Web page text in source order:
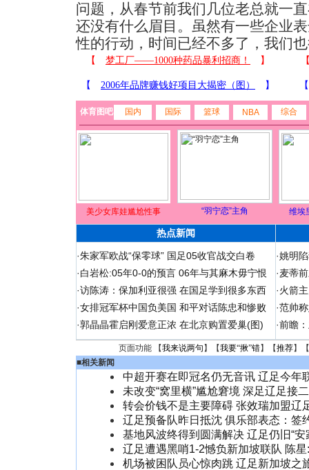
问题，从春节前我们几位老总就一
还没有什么眉目。虽然有一些企业
性的行动，时间已经不多了，我们
体育图吧 国内 国际 篮球 NBA 综合
美少女库娃尴尬性事 “羽宁恋”主角 维埃
热点新闻
·朱家军欧战“保零球” 国足05收官战交白卷
·白岩松:05年0-0的预言 06年与其麻木毋宁恨
·访陈涛：保加利亚很强 在国足学到很多东西
·女排冠军杯中国负美国 和平对话陈忠和惨败
·郭晶晶霍启刚爱意正浓 在北京购置爱巢(图)
·姚明
·麦蒂
·火箭
·范帅
·前瞻
页面功能 【我来说两句 】【我要“揪”错】【推荐】
■相关新闻
中超开赛在即冠名仍无音讯 辽足今年
未改变“窝里横”尴尬窘境 深足辽足接
转会价钱不是主要障碍 张效瑞加盟辽
辽足预备队昨日抵沈 俱乐部表态：签
基地风波终得到圆满解决 辽足仍旧“安
辽足遭遇黑哨1-2憾负新加坡联队 陈
机场被困队员心惊肉跳 辽足新加坡之